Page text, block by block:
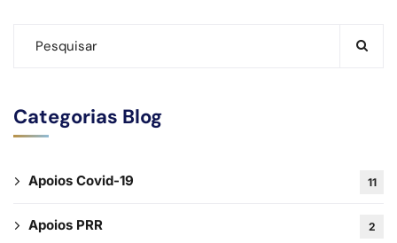
Categorias Blog
Apoios Covid-19 11
Apoios PRR 2